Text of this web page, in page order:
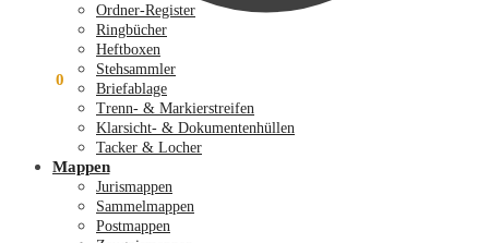
0
Ordner-Register
Ringbücher
Heftboxen
Stehsammler
Briefablage
Trenn- & Markierstreifen
Klarsicht- & Dokumentenhüllen
Tacker & Locher
Mappen
Jurismappen
Sammelmappen
Postmappen